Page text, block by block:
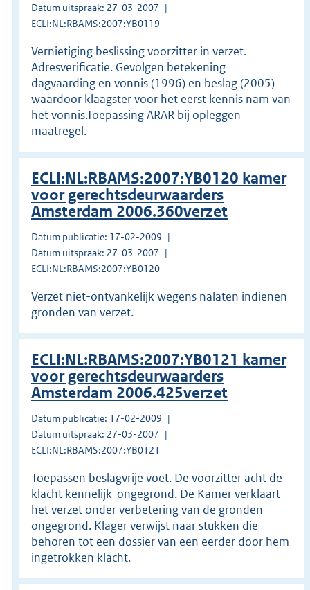
Datum uitspraak: 27-03-2007
ECLI:NL:RBAMS:2007:YB0119
Vernietiging beslissing voorzitter in verzet.
Adresverificatie. Gevolgen betekening
dagvaarding en vonnis (1996) en beslag (2005)
waardoor klaagster voor het eerst kennis nam van
het vonnis.Toepassing ARAR bij opleggen
maatregel.
ECLI:NL:RBAMS:2007:YB0120 kamer
voor gerechtsdeurwaarders
Amsterdam 2006.360verzet
Datum publicatie: 17-02-2009
Datum uitspraak: 27-03-2007
ECLI:NL:RBAMS:2007:YB0120
Verzet niet-ontvankelijk wegens nalaten indienen
gronden van verzet.
ECLI:NL:RBAMS:2007:YB0121 kamer
voor gerechtsdeurwaarders
Amsterdam 2006.425verzet
Datum publicatie: 17-02-2009
Datum uitspraak: 27-03-2007
ECLI:NL:RBAMS:2007:YB0121
Toepassen beslagvrije voet. De voorzitter acht de
klacht kennelijk-ongegrond. De Kamer verklaart
het verzet onder verbetering van de gronden
ongegrond. Klager verwijst naar stukken die
behoren tot een dossier van een eerder door hem
ingetrokken klacht.